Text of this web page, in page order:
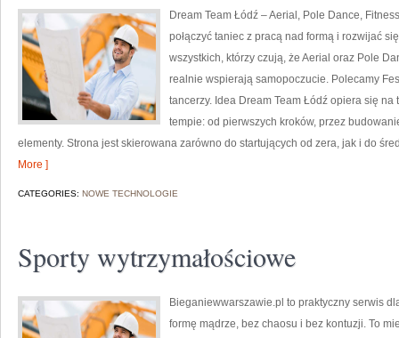
Dream Team Łódź – Aerial, Pole Dance,
połączyć taniec z pracą nad formą i rozwijać
wszystkich, którzy czują, że Aerial oraz Pole
realnie wspierają samopoczucie. Polecamy
tancerzy. Idea Dream Team Łódź opiera się
tempie: od pierwszych kroków, przez
elementy. Strona jest skierowana zarówno do startujących od zera, jak i do
More ]
CATEGORIES: NOWE TECHNOLOGIE
Sporty wytrzymałościowe
Bieganiewwarszawie.pl to praktyczny serwis
formę mądrze, bez chaosu i bez kontuzji. To